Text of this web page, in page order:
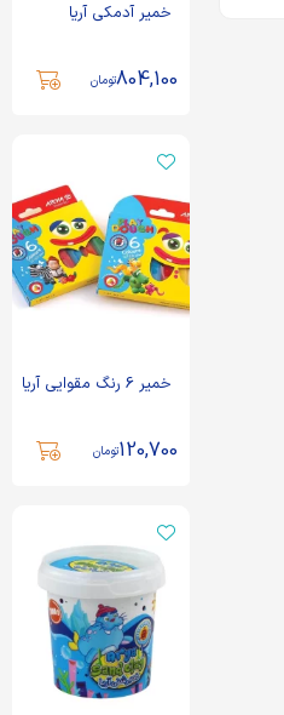
خمیر آدمکی آریا
804,100تومان
خمیر 6 رنگ مقوایی آریا
120,700تومان